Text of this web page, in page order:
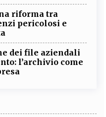
riforma tra
pericolosi e
dei file aziendali
l’archivio come